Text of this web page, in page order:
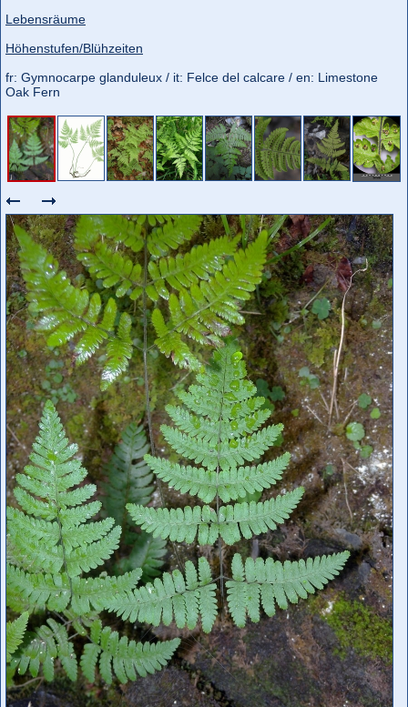
Lebensräume
Höhenstufen/Blühzeiten
fr: Gymnocarpe glanduleux / it: Felce del calcare / en: Limestone
Oak Fern